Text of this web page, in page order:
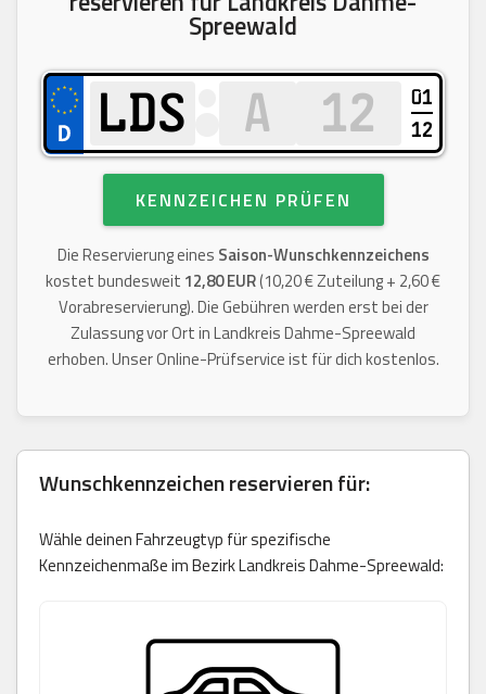
Spreewald
01
12
KENNZEICHEN PRÜFEN
Die Reservierung eines Saison-Wunschkennzeichens
kostet bundesweit 12,80 EUR(10,20 € Zuteilung + 2,60 €
Vorabreservierung). Die Gebühren werden erst bei der
Zulassung vor Ort in Landkreis Dahme-Spreewald
erhoben. Unser Online-Prüfservice ist für dich kostenlos.
Wunschkennzeichen reservieren für:
Wähle deinen Fahrzeugtyp für spezifische
Kennzeichenmaße im Bezirk Landkreis Dahme-Spreewald: